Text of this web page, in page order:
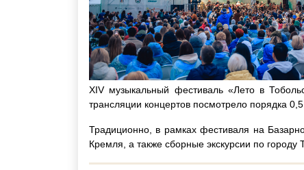
XIV музыкальный фестиваль «Лето в
трансляции концертов посмотрело порядка
Традиционно, в рамках фестиваля на
Кремля, а также сборные экскурсии по городу